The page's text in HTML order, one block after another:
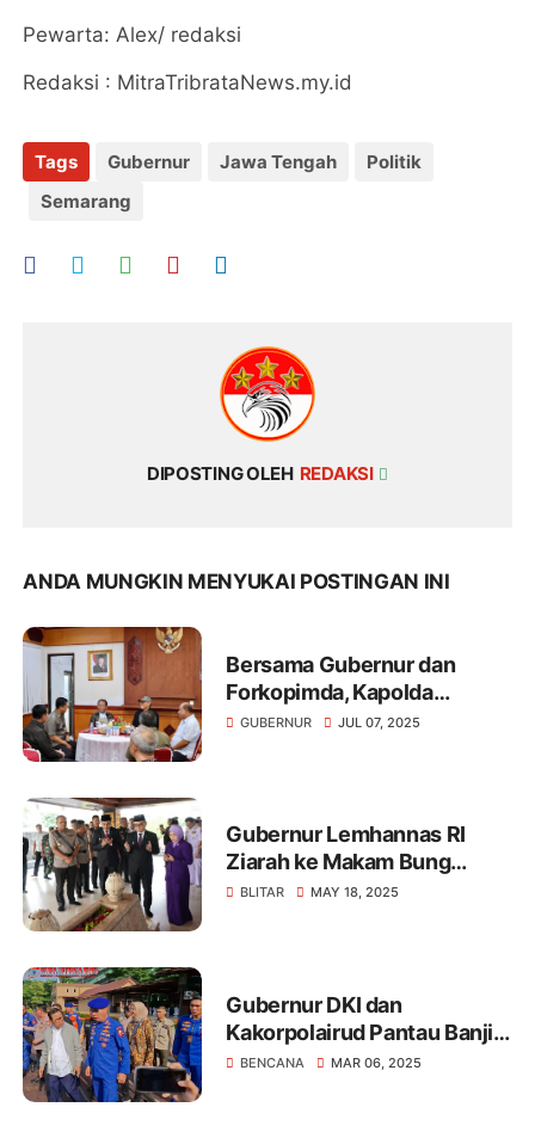
Pewarta: Alex/ redaksi
Redaksi : MitraTribrataNews.my.id
Tags Gubernur Jawa Tengah
Politik
Semarang
DIPOSTING OLEH REDAKSI
ANDA MUNGKIN MENYUKAI POSTINGAN INI
Bersama Gubernur dan
Forkopimda, Kapolda
Kalteng Sambut Kunjungan
GUBERNUR JUL 07, 2025
Gubernur Lemhannas RI
Ziarah ke Makam Bung
Karno
BLITAR MAY 18, 2025
Gubernur DKI dan
Kakorpolairud Pantau Banjir
dari Udara: Tinjau Langsung
BENCANA MAR 06, 2025